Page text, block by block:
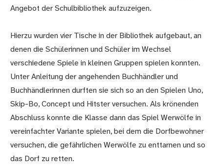
Angebot der Schulbibliothek aufzuzeigen.
Hierzu wurden vier Tische in der Bibliothek aufgebaut, an
denen die Schülerinnen und Schüler im Wechsel
verschiedene Spiele in kleinen Gruppen spielen konnten.
Unter Anleitung der angehenden Buchhändler und
Buchhändlerinnen durften sie sich so an den Spielen Uno,
Skip-Bo, Concept und Hitster versuchen. Als krönenden
Abschluss konnte die Klasse dann das Spiel Werwölfe in
vereinfachter Variante spielen, bei dem die Dorfbewohner
versuchen, die gefährlichen Werwölfe zu enttarnen und so
das Dorf zu retten.